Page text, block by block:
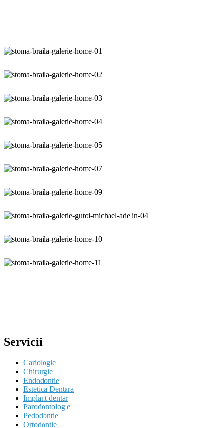
Servicii
Cariologie
Chirurgie
Endodontie
Estetica Dentara
Implant dentar
Parodontologie
Pedodontie
Ortodontie